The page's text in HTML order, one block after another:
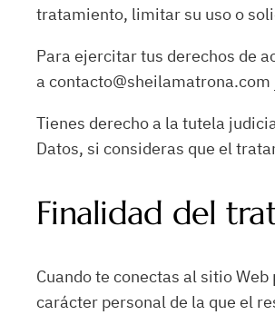
tratamiento, limitar su uso o
Para ejercitar tus derechos de
a
Tienes derecho a la tutela
Datos, si consideras que el
Finalidad del
Cuando te conectas al sitio
carácter personal de la que el